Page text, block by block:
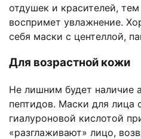
отдушек и красителей,
воспримет увлажнение.
себя маски с центеллой,
Для возрастной кожи
Не лишним будет наличие
пептидов. Маски для лица
гиалуроновой кислотой
«разглаживают» лицо,